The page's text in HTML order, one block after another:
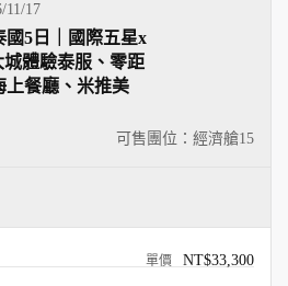
11/17
可售團位：經濟艙15
5日｜國際五星x
城體驗泰服、零距
上餐廳、米推美
NT$33,300